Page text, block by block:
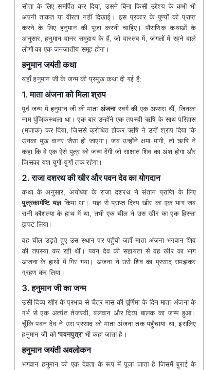
सीता के लिए समर्पित कर दिया, उसने बिना किसी उद्देश्य के कभी भी
अपनी ताकत या वीरता नहीं दिखाई। इस प्रकार के पुण्यों को प्राप्त
करने के लिए हनुमान की पूजा करनी चाहिए। पौराणिक कथाओं के
अनुसार, हनुमान वानर समुदाय के हैं, जो वास्तव में, जंगलों में रहने वाले
लोगों का एक जनजातीय समूह होगा।
हनुमान जयंती कथा
यहाँ हनुमान जी के जन्म की प्रमुख कथा दी गई है:
1. माता अंजना को मिला श्राप
पूर्व जन्म में हनुमान जी की माता अंजनास्वर्ग की एक अप्सरा थीं, जिनका
नाम पुंजिकस्थला था। एक बार उन्होंने एक तपस्वी ऋषि के साथ परिहास
(मजाक) कर दिया, जिससे क्रोधित होकर ऋषि ने उन्हें श्राप दिया कि
उनका मुख वानर जैसा हो जाएगा। जब उन्होंने क्षमा मांगी, तो ऋषि ने
कहा कि वे एक ऐसे पुत्र को जन्म देंगी जो साक्षात शिव का अंश होगा और
जिसका यश युगों-युगों तक रहेगा।
2. राजा दशरथ की खीर और पवन देव का योगदान
कथा के अनुसार, अयोध्या के राजा दशरथ ने संतान प्राप्ति के लिए
पुत्रकामेष्टि यज्ञकिया था। यज्ञ से प्राप्त दिव्य खीर का एक भाग जब
रानी कौशल्या के हाथ में था, तभी एक चील ने उस खीर का एक हिस्सा
झपट लिया।
वह चील उड़ते हुए उस स्थान पर पहुँची जहाँ माता अंजना भगवान शिव
की तपस्या कर रही थीं। पवन देव की सहायता से वह खीर का भाग
अंजना के हाथों में गिर गया। अंजना ने उसे शिव का प्रसाद समझकर
ग्रहण कर लिया।
3. हनुमान जी का जन्म
उसी दिव्य खीर के प्रभाव से चैत्र मास की पूर्णिमा के दिन माता अंजना के
गर्भ से एक अत्यंत तेजस्वी, बलवान और दिव्य बालक का जन्म हुआ।
चूँकि पवन देव ने उस प्रसाद को माता अंजना तक पहुँचाया था, इसलिए
हनुमान जी को'पवनपुत्र' भी कहा जाता है।
हनुमान जयंती अवलोकन
भगवान हनुमान को एक देवता के रूप में पूजा जाता है जिसमें बुराई के